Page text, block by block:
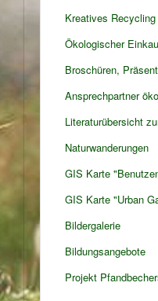
Kreatives Recycling
Ökologischer
Broschüren,
Ansprechpartner
Literaturübersicht
Naturwanderungen
GIS Karte
GIS Karte "Urban
Bildergalerie
Bildungsangebote
Projekt